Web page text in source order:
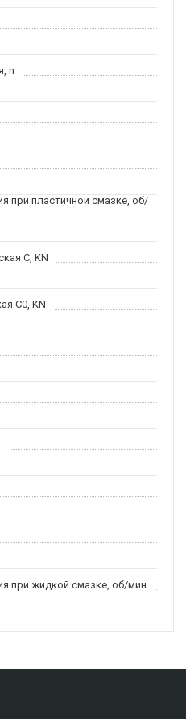
n
при пластичной смазке, об/
C, KN
C0, KN
при жидкой смазке, об/мин